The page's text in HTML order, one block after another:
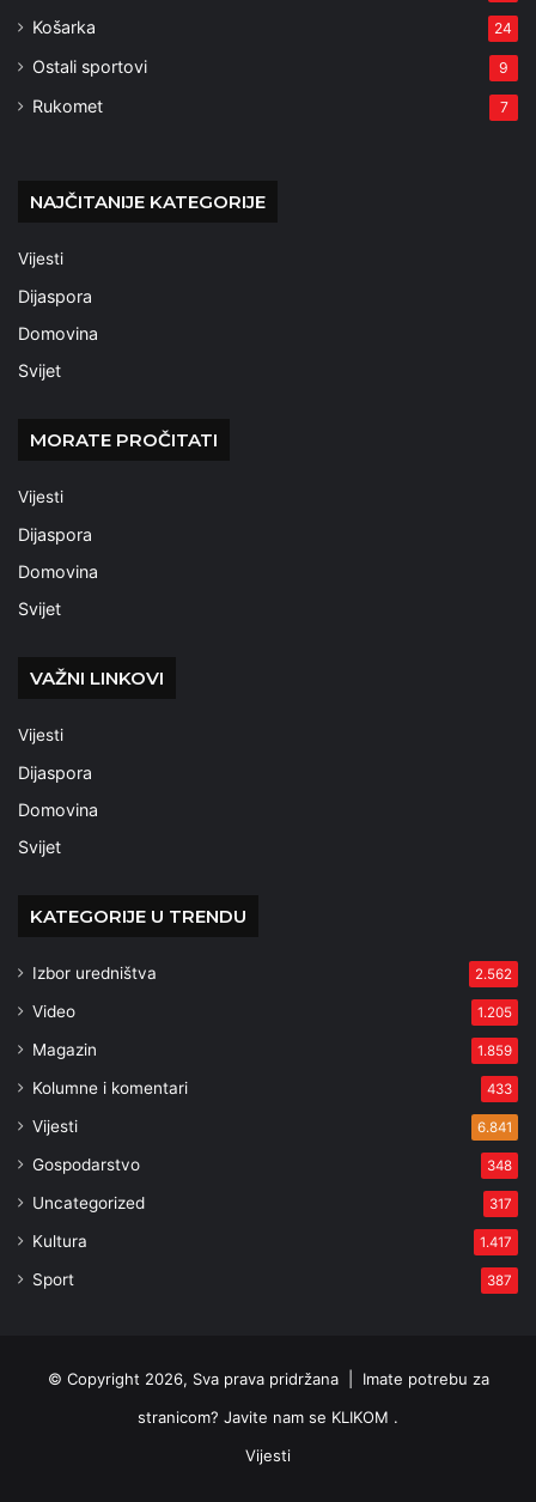
Košarka 24
Ostali sportovi 9
Rukomet 7
NAJČITANIJE KATEGORIJE
Vijesti
Dijaspora
Domovina
Svijet
MORATE PROČITATI
Vijesti
Dijaspora
Domovina
Svijet
VAŽNI LINKOVI
Vijesti
Dijaspora
Domovina
Svijet
KATEGORIJE U TRENDU
Izbor uredništva 2.562
Video 1.205
Magazin 1.859
Kolumne i komentari 433
Vijesti 6.841
Gospodarstvo 348
Uncategorized 317
Kultura 1.417
Sport 387
© Copyright 2026, Sva prava pridržana | Imate potrebu za
stranicom? Javite nam se KLIKOM .
Vijesti